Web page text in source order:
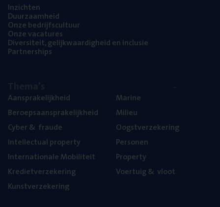
Inzich­ten
Duur­zaam­heid
Onze bedrijfs­cul­tuur
Onze vaca­tu­res
Diver­si­teit, gelijk­waar­dig­heid en inclusie
Part­ner­ships
Aan­spra­ke­lijk­heid
Beroeps­aan­spra­ke­lijk­heid
Cyber& fraude
Intel­lec­tu­al property
Inter­na­ti­o­na­le Mobiliteit
Kre­diet­ver­ze­ke­ring
Kunst­ver­ze­ke­ring
Mari­ne
Mili­eu
Oogst­ver­ze­ke­ring
Per­so­nen
Pro­per­ty
Voer­tuig& vloot